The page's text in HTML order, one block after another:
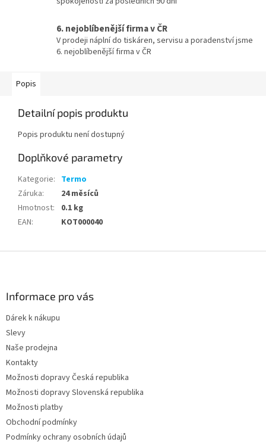
6. nejoblíbenější firma v ČR
V prodeji náplní do tiskáren, servisu a poradenství jsme
6. nejoblíbenější firma v ČR
Popis
Detailní popis produktu
Popis produktu není dostupný
Doplňkové parametry
Kategorie: Termo
Záruka:
24 měsíců
Hmotnost:
0.1 kg
EAN: KOT000040
Informace pro vás
Dárek k nákupu
Slevy
Naše prodejna
Kontakty
Možnosti dopravy Česká republika
Možnosti dopravy Slovenská republika
Možnosti platby
Obchodní podmínky
Podmínky ochrany osobních údajů